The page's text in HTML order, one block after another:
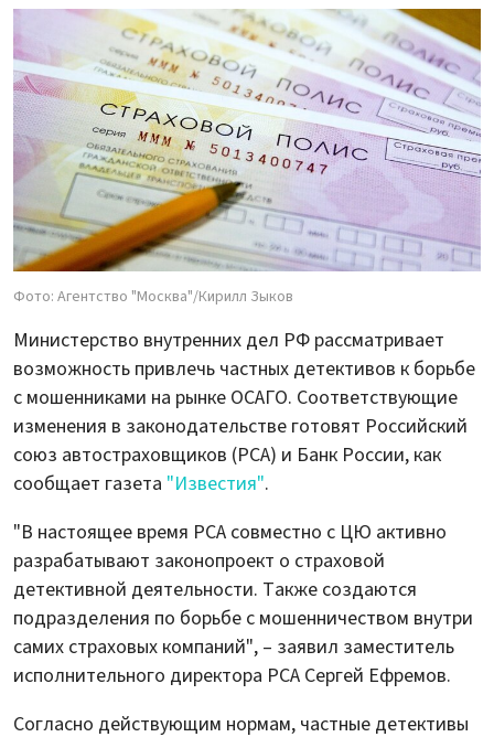
Фото: Агентство "Москва"/Кирилл Зыков
Министерство внутренних дел РФ рассматривает
возможность привлечь частных детективов к борьбе
с мошенниками на рынке ОСАГО. Соответствующие
изменения в законодательстве готовят Российский
союз автостраховщиков (РСА) и Банк России, как
сообщает газета "Известия".
"В настоящее время РСА совместно с ЦЮ активно
разрабатывают законопроект о страховой
детективной деятельности. Также создаются
подразделения по борьбе с мошенничеством внутри
самих страховых компаний", – заявил заместитель
исполнительного директора РСА Сергей Ефремов.
Согласно действующим нормам, частные детективы